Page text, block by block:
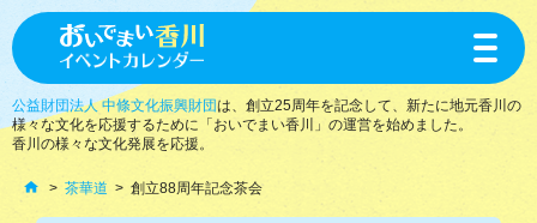
toggle
公益財団法人 中條文化振興財団は、創立25周年を記念して、新たに地元香川の
様々な文化を応援するために「おいでまい香川」の運営を始めました。
香川の様々な文化発展を応援。
茶華道 創立88周年記念茶会